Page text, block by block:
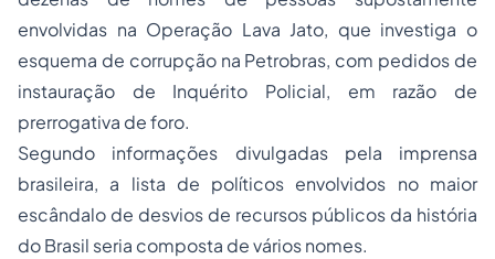
envolvidas na Operação Lava Jato, que investiga o
esquema de corrupção na Petrobras, com pedidos de
instauração de Inquérito Policial, em razão de
prerrogativa de foro.
Segundo informações divulgadas pela imprensa
brasileira, a lista de políticos envolvidos no maior
escândalo de desvios de recursos públicos da história
do Brasil seria composta de vários nomes.